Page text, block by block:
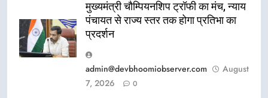
मुख्यमंत्री चौम्पियनशिप ट्रॉफी का मंच, न्याय
पंचायत से राज्य स्तर तक होगा प्रतिभा का
प्रदर्शन
admin@devbhoomiobserver.com
August
7, 2026
0